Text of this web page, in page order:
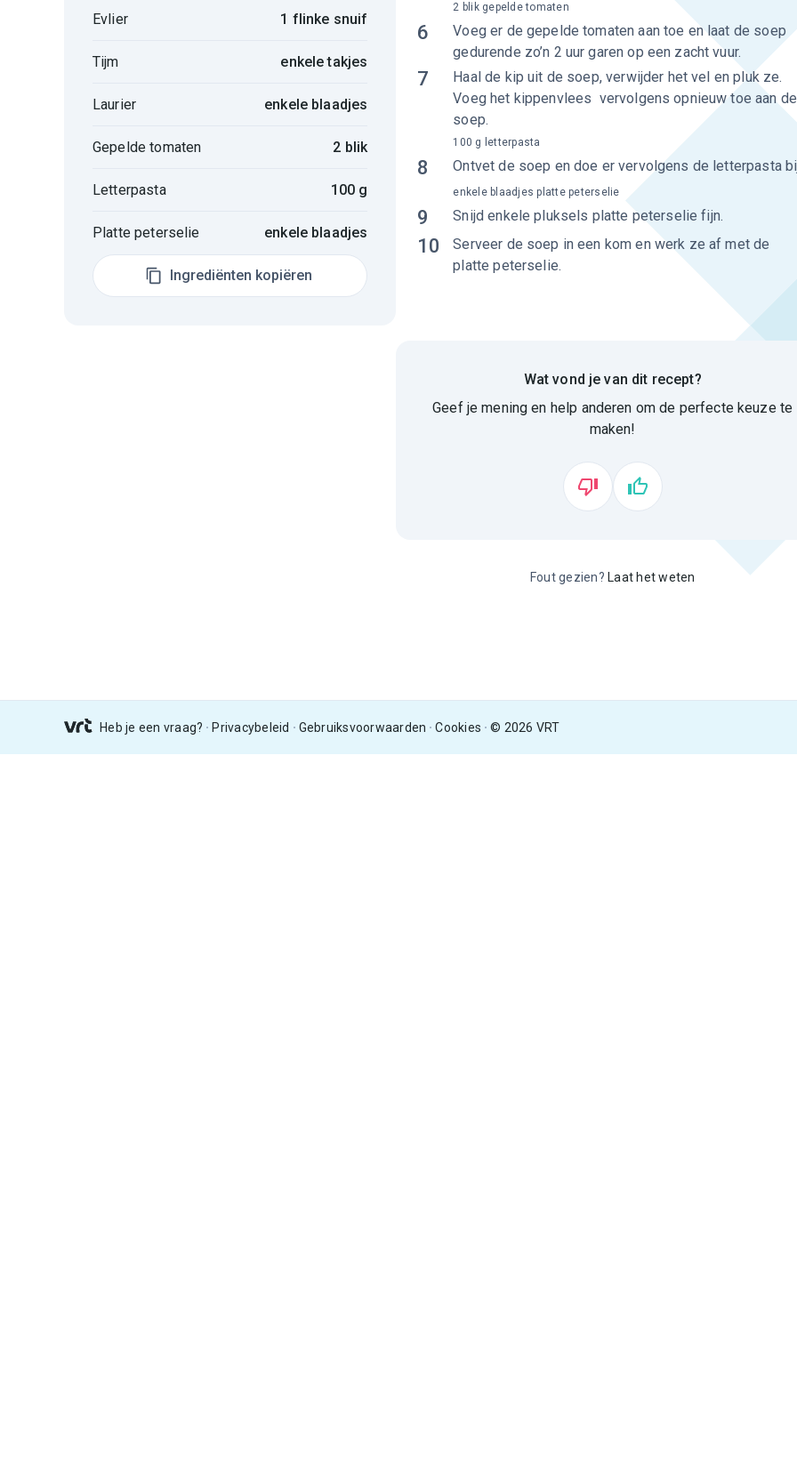
Evlier 1 flinke snuif
Tijm enkele takjes
Laurier enkele blaadjes
Gepelde tomaten 2 blik
Letterpasta 100 g
Platte peterselie enkele blaadjes
Ingrediënten kopiëren
6
Voeg er de gepelde tomaten aan toe en laat de soep
gedurende zo’n 2 uur garen op een zacht vuur.
2 blik gepelde tomaten
7
Haal de kip uit de soep, verwijder het vel en pluk ze.
Voeg het kippenvlees vervolgens opnieuw toe aan de
soep.
8 Ontvet de soep en doe er vervolgens de letterpasta
100 g letterpasta
9 Snijd enkele pluksels platte peterselie fijn.
enkele blaadjes platte peterselie
10
Serveer de soep in een kom en werk ze af met de
platte peterselie.
Wat vond je van dit recept?
Geef je mening en help anderen om de perfecte keuze te
maken!
Fout gezien? Laat het weten
Heb je een vraag? Privacybeleid Gebruiksvoorwaarden Cookies © 2026 VRT